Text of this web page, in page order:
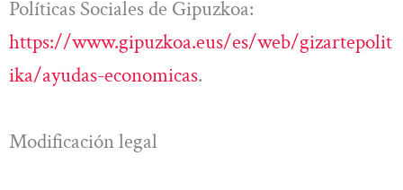
Políticas Sociales de Gipuzkoa:
https://www.gipuzkoa.eus/es/web/gizartepolit
ika/ayudas-economicas.
Modificación legal